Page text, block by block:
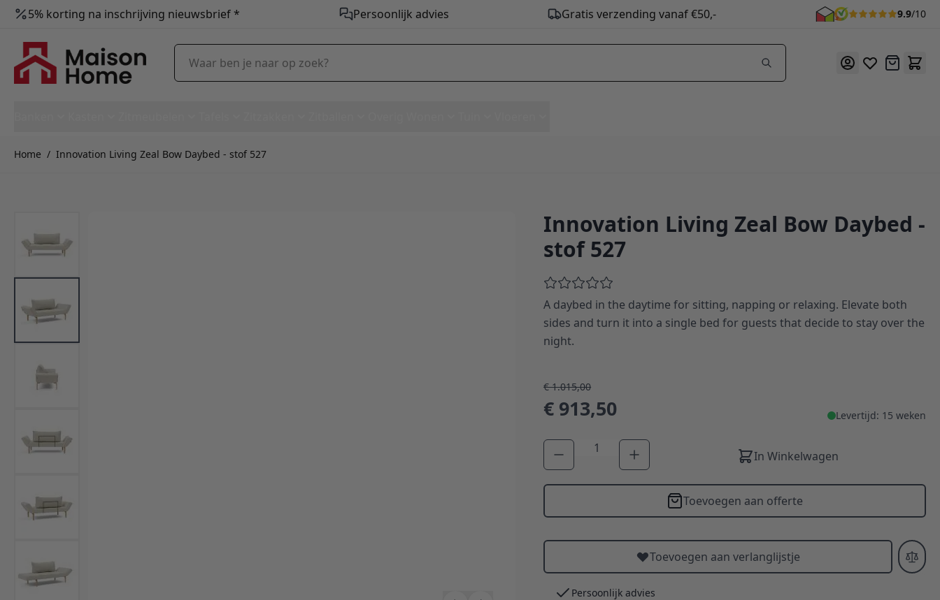
5% korting na inschrijving nieuwsbrief * Persoonlijk advies Gratis verzending vanaf €50,- 9.9/10
Offerte
Waar ben je naar op zoek?
Home / Innovation Living Zeal Bow Daybed - stof 527
Innovation Living Zeal Bow Daybed - stof 527
Innovation Living Zeal Bow Daybed -
stof 527
A daybed in the daytime for sitting, napping or relaxing. Elevate both
sides and turn it into a single bed for guests that decide to stay over the
night.
€ 1.015,00
€ 913,50 Levertijd: 15 weken
Aantal
In Winkelwagen
Toevoegen aan offerte
Toevoegen aan verlanglijstje
Persoonlijk advies